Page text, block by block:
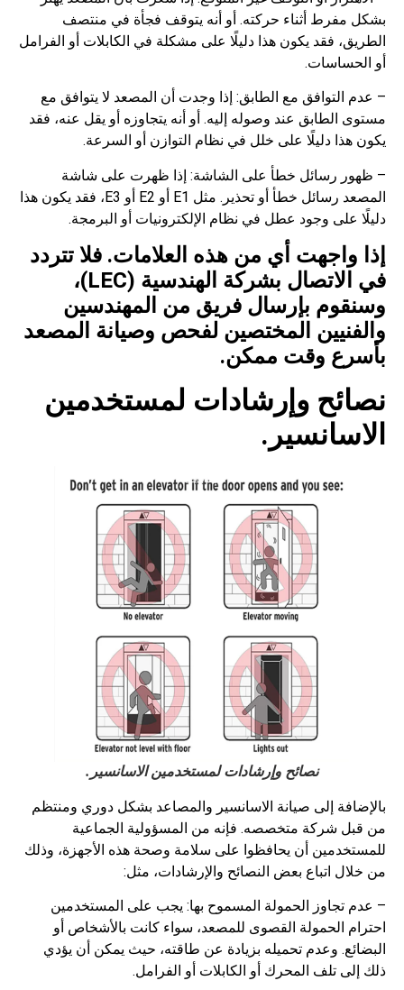
بشكل مفرط أثناء حركته. أو أنه يتوقف فجأة في منتصف
الطريق، فقد يكون هذا دليلًا على مشكلة في الكابلات أو الفرامل
أو الحساسات.
– عدم التوافق مع الطابق: إذا وجدت أن المصعد لا يتوافق مع
مستوى الطابق عند وصوله إليه. أو أنه يتجاوزه أو يقل عنه، فقد
يكون هذا دليلًا على خلل في نظام التوازن أو السرعة.
– ظهور رسائل خطأ على الشاشة: إذا ظهرت على شاشة
المصعد رسائل خطأ أو تحذير. مثل E1 أو E2 أو E3، فقد يكون هذا
دليلًا على وجود عطل في نظام الإلكترونيات أو البرمجة.
إذا واجهت أي من هذه العلامات. فلا تتردد
في الاتصال بشركة الهندسية (LEC)،
وسنقوم بإرسال فريق من المهندسين
والفنيين المختصين لفحص وصيانة المصعد
بأسرع وقت ممكن.
نصائح وإرشادات لمستخدمين
الاسانسير.
نصائح وإرشادات لمستخدمين الاسانسير.
بالإضافة إلى صيانة الاسانسير والمصاعد بشكل دوري ومنتظم
من قبل شركة متخصصه. فإنه من المسؤولية الجماعية
للمستخدمين أن يحافظوا على سلامة وصحة هذه الأجهزة، وذلك
من خلال اتباع بعض النصائح والإرشادات، مثل:
– عدم تجاوز الحمولة المسموح بها: يجب على المستخدمين
احترام الحمولة القصوى للمصعد، سواء كانت بالأشخاص أو
البضائع. وعدم تحميله بزيادة عن طاقته، حيث يمكن أن يؤدي
ذلك إلى تلف المحرك أو الكابلات أو الفرامل.